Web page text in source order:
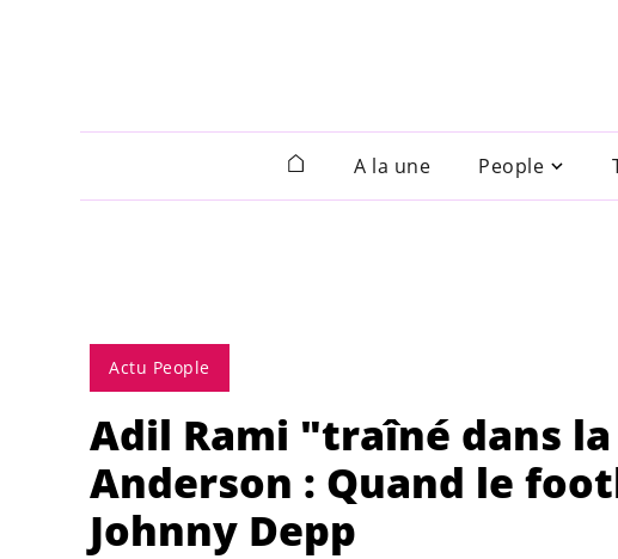
A la une People
Actu People
Adil Rami "traîné dans
Anderson : Quand le
Johnny Depp